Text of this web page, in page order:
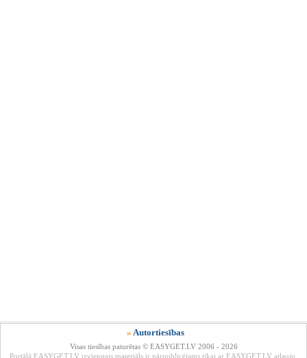
» Autortiesības
Visas tiesības paturētas © EASYGET.LV 2006 - 2026
Portālā EASYGET.LV izvietotais materiāls ir pārpublicējams tikai ar EASYGET.LV atļauju.